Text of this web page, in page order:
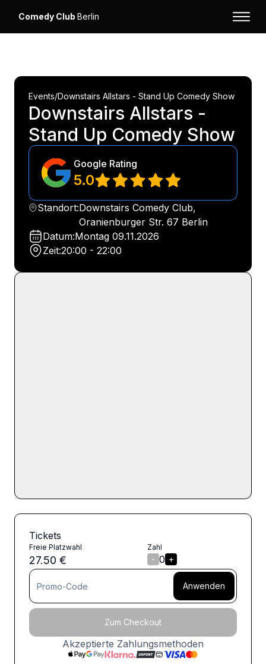
Comedy Club Berlin
Events/Downstairs Allstars - Stand Up Comedy Show
Downstairs Allstars -
Stand Up Comedy Show
Google Rating
5.0
Standort:Downstairs Comedy Club,
Oranienburger Str. 67 Berlin
Datum:Montag 09.11.2026
Zeit:20:00 - 22:00
Tickets
Freie Platzwahl
27.50 €
Zahl
- 0 +
Anwenden
Zum Checkout
Akzeptierte Zahlungsmethoden